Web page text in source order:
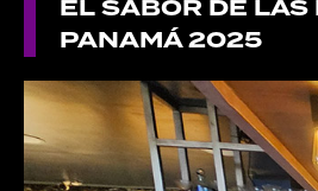
EL SABOR DE
PANAMÁ 2025